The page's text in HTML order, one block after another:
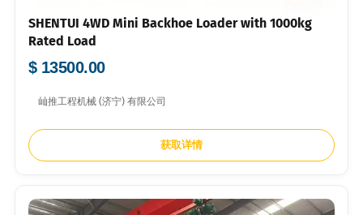
SHENTUI 4WD Mini Backhoe Loader with 1000kg
Rated Load
$ 13500.00
屾推工程机械 (济宁) 有限公司
获取详情